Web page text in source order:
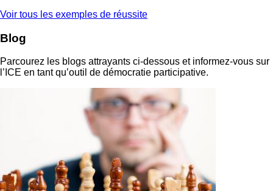
Voir tous les exemples de réussite
Blog
Parcourez les blogs attrayants ci-dessous et informez-vous sur
l’ICE en tant qu’outil de démocratie participative.